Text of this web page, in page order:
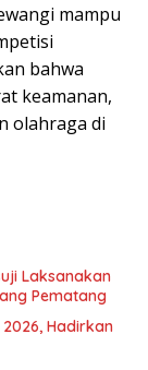
mampu
bahwa
keamanan,
olahraga di
Laksanakan
Pematang
2026, Hadirkan